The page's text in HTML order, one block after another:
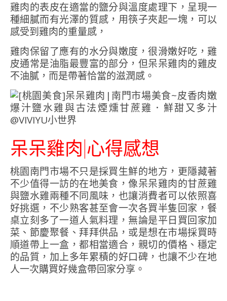
雞肉的表皮在適當的鹽分與溫度處理下，呈現一
種細膩而有光澤的質感，用筷子夾起一塊，可以
感受到雞肉的重量感，
雞肉保留了應有的水分與嫩度，很滑嫩好吃，雞
皮通常是油脂最豐富的部分，但呆呆雞肉的雞皮
不油膩，而是帶著恰當的滋潤感。
呆呆雞肉|心得感想
桃園南門市場不只是採買生鮮的地方，更隱藏著
不少值得一訪的在地美食，像呆呆雞肉的甘蔗雞
與鹽水雞兩種不同風味，也讓消費者可以依照喜
好挑選，不少熟客甚至會一次各買半隻回家，餐
桌立刻多了一道人氣料理，無論是平日買回家加
菜、節慶聚餐、拜拜供品，或是想在市場採買時
順道帶上一盒，都相當適合，親切的價格、穩定
的品質，加上多年累積的好口碑，也讓不少在地
人一次購買好幾盒帶回家分享。